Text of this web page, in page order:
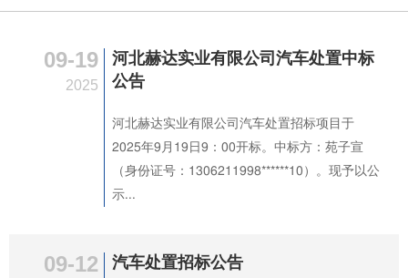
09-19
2025
河北赫达实业有限公司汽车处置中标
公告
河北赫达实业有限公司汽车处置招标项目于
2025年9月19日9：00开标。中标方：苑子宣
（身份证号：1306211998******10）。现予以公
示...
09-12 汽车处置招标公告